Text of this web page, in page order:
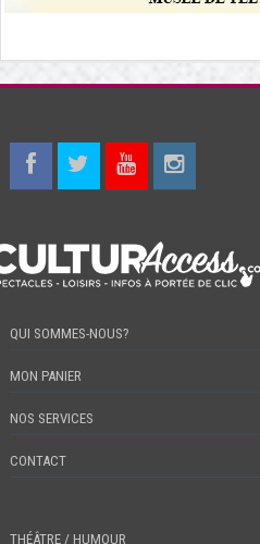
QUI SOMMES-NOUS?
MON PANIER
NOS SERVICES
CONTACT
THÉÂTRE / HUMOUR